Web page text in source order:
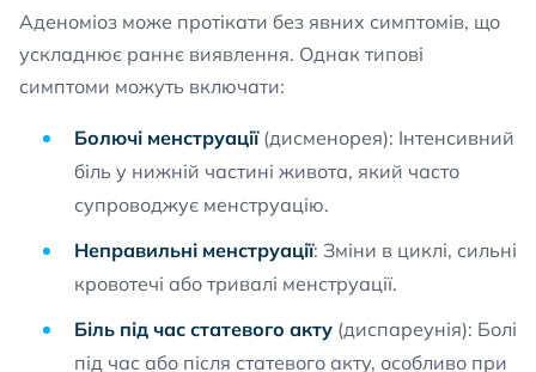
Аденоміоз може протікати без явних симптомів, що
ускладнює раннє виявлення. Однак типові
симптоми можуть включати:
Болючі менструації(дисменорея): Інтенсивний
біль у нижній частині живота, який часто
супроводжує менструацію.
Неправильні менструації: Зміни в циклі, сильні
кровотечі або тривалі менструації.
Біль під час статевого акту (диспареунія): Болі
під час або після статевого акту, особливо при